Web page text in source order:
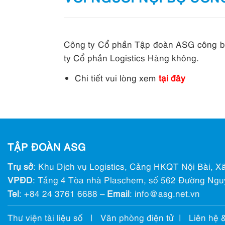
Công ty Cổ phần Tập đoàn ASG công
ty Cổ phần Logistics Hàng không.
Chi tiết vui lòng xemtại đây
TẬP ĐOÀN ASG
Trụ sở: Khu Dịch vụ Logistics, Cảng HKQT Nội Bài,
VPĐD: Tầng 4 Tòa nhà Plaschem, số 562 Đường
Tel: +84 24 3761 6688 – Email: info@ asg.net.vn
Thư viện tài liệu số | Văn phòng điện tử | Liên hệ